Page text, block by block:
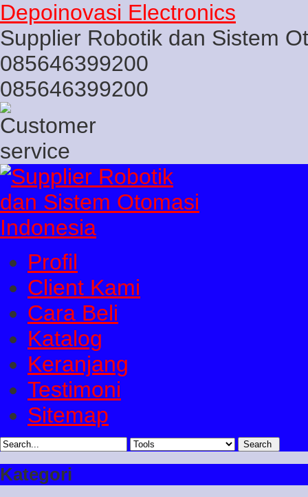
Depoinovasi Electronics
Supplier Robotik dan Sistem
085646399200
085646399200
Profil
Client Kami
Cara Beli
Katalog
Keranjang
Testimoni
Sitemap
Kategori